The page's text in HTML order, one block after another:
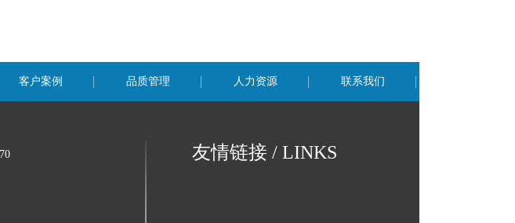
客户案例 品质管理 人力资源 联系我们
友情链接 / LINKS